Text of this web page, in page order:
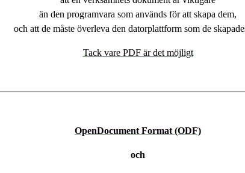
än den programvara som används för att skapa dem,
och att de måste överleva den datorplattform som de
Tack vare PDF är det möjligt
OpenDocument Format (ODF)
och